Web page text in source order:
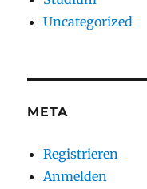
Uncategorized
META
Registrieren
Anmelden